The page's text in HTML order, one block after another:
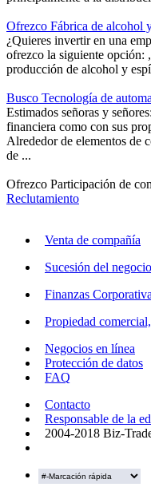
Ofrezco Fábrica de alcohol
¿Quieres invertir en una
ofrezco la siguiente opción:
producción de alcohol y
Busco Tecnología de
Estimados señoras y
financiera como con sus
Alrededor de elementos de
de ...
Ofrezco Participación de
Reclutamiento
Venta de compañía
Sucesión del negocio
Finanzas
Propiedad
Negocios en línea
Protección de datos
FAQ
Contacto
Responsable de la
2004-2018 Biz-